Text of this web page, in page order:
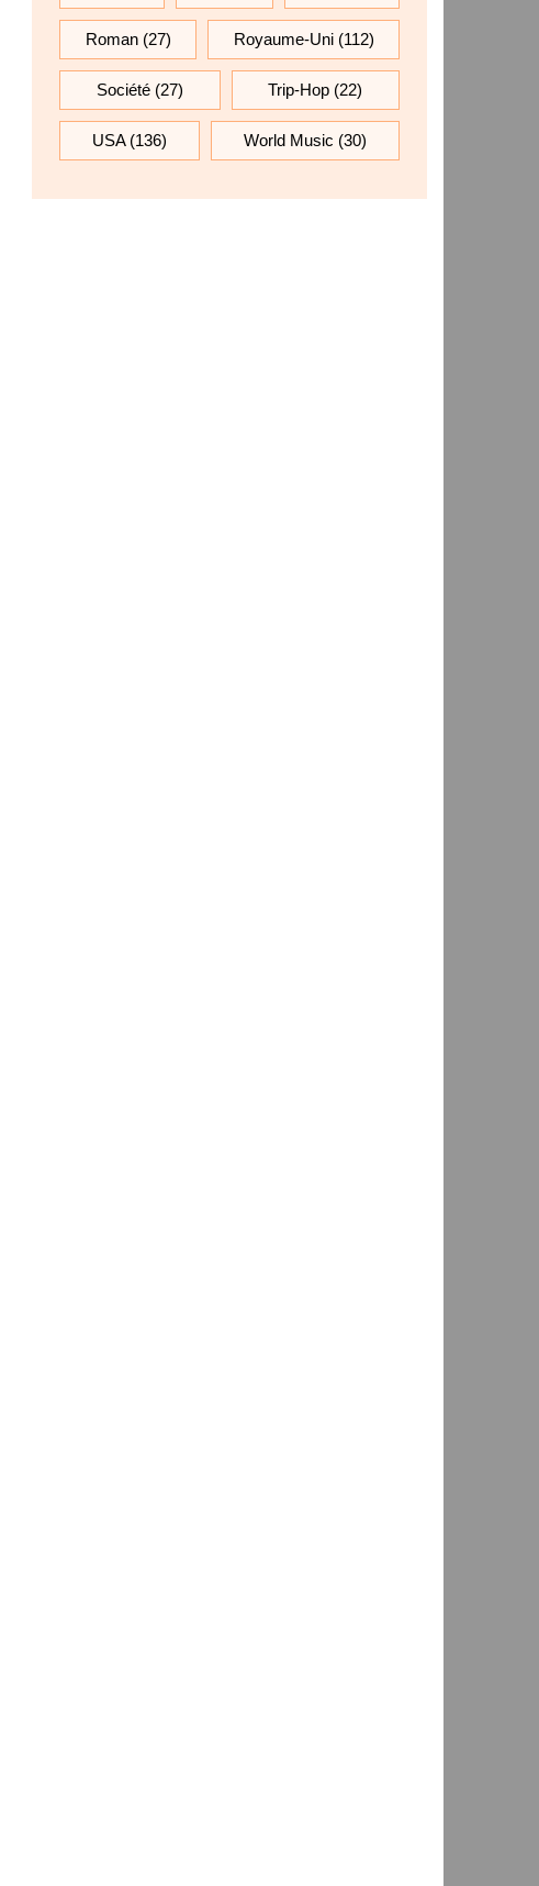
Roman(27) Royaume-Uni(112)
Société(27) Trip-Hop (22)
USA(136) World Music (30)